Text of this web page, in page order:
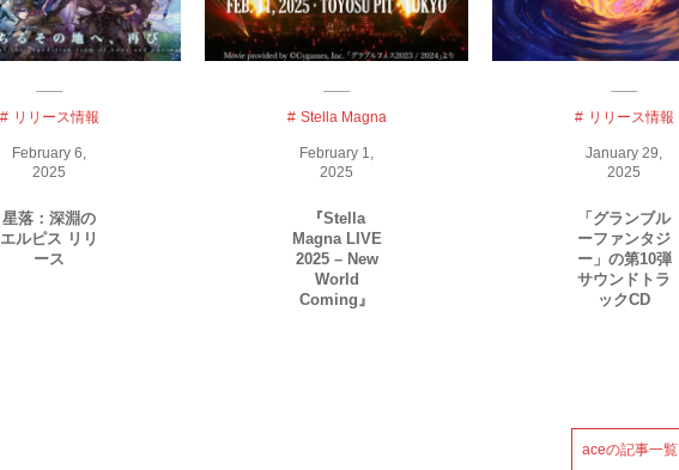
リリース情報
February 6
2025
星落：深淵の
エルピス リリ
ース
Stella Magna
February 1
2025
『Stella
Magna LIVE
2025 – New
World
Coming』
リリース情報
January 29
2025
「グランブル
ーファンタジ
ー」の第10弾
サウンドトラ
ックCD
aceの記事一覧